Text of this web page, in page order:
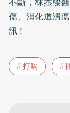
傷、消化道潰
訊！
打嗝